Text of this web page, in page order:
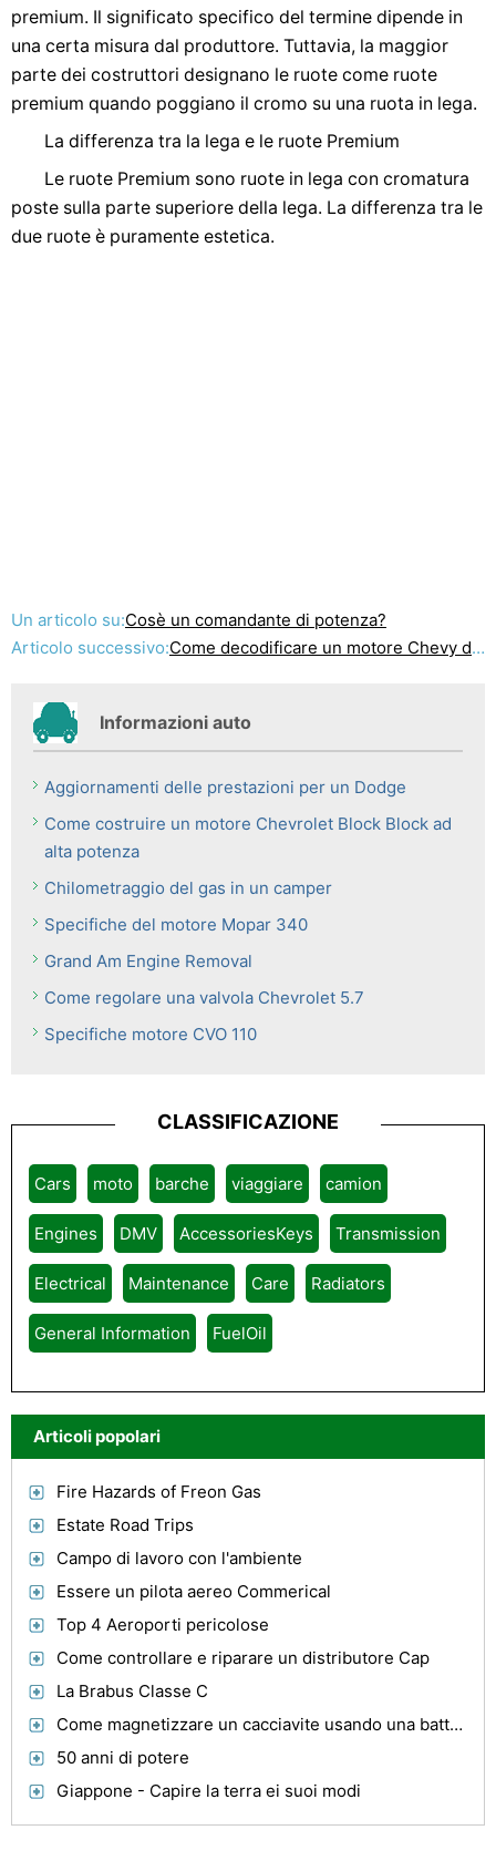
premium. Il significato specifico del termine dipende in
una certa misura dal produttore. Tuttavia, la maggior
parte dei costruttori designano le ruote come ruote
premium quando poggiano il cromo su una ruota in lega.
La differenza tra la lega e le ruote Premium
Le ruote Premium sono ruote in lega con cromatura
poste sulla parte superiore della lega. La differenza tra le
due ruote è puramente estetica.
Un articolo su:Cosè un comandante di potenza?
Articolo successivo:Come decodificare un motore Chevy del 1957
Informazioni auto
Aggiornamenti delle prestazioni per un Dodge
Come costruire un motore Chevrolet Block Block ad
alta potenza
Chilometraggio del gas in un camper
Specifiche del motore Mopar 340
Grand Am Engine Removal
Come regolare una valvola Chevrolet 5.7
Specifiche motore CVO 110
CLASSIFICAZIONE
Cars moto barche viaggiare camion
Engines DMV AccessoriesKeys Transmission
Electrical Maintenance Care Radiators
General Information FuelOil
Articoli popolari
Fire Hazards of Freon Gas
Estate Road Trips
Campo di lavoro con l'ambiente
Essere un pilota aereo Commerical
Top 4 Aeroporti pericolose
Come controllare e riparare un distributore Cap
La Brabus Classe C
Come magnetizzare un cacciavite usando una batteria per auto
50 anni di potere
Giappone - Capire la terra ei suoi modi